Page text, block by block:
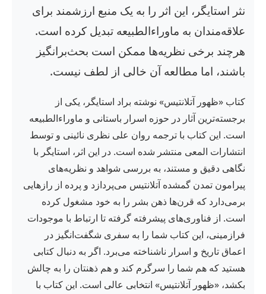
نثر استایگر، این اثر را به یک منبع ارزشمند برای
علاقه‌مندان به ماوراءالطبیعه تبدیل کرده است.
هرچند برخی نظریه‌ها ممکن است بحث‌برانگیز
باشند، اما مطالعه آن خالی از لطف نیست.
کتاب «ظهور آتلانتیس» نوشته براد استایگر، یکی از
برجسته‌ترین آثار در حوزه اسرار باستانی و ماوراءالطبیعه
است. این کتاب با ترجمه روان علی نظری نائینی و توسط
انتشارات المعی منتشر شده است. در این اثر، استایگر با
نگاهی دقیق و مستند، به بررسی شواهد و نظریه‌های
پیرامون تمدن گمشده آتلانتیس می‌پردازد و پرده از رازهایی
برمی‌دارد که قرن‌ها ذهن بشر را به خود مشغول کرده
است. از فناوری‌های پیشرفته گرفته تا ارتباط با موجودات
فرازمینی، این کتاب شما را به سفری شگفت‌انگیز در
اعماق تاریخ و اسرار ناشناخته می‌برد. اگر به دنبال کتابی
هستید که هم شما را سرگرم کند و هم ذهنتان را به چالش
بکشد، «ظهور آتلانتیس» انتخابی عالی است. این کتاب با